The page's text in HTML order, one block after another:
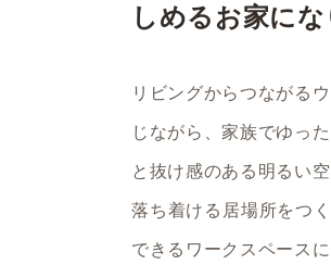
しめるお家にな
リビングからつながる
じながら、家族でゆっ
と抜け感のある明るい
落ち着ける居場所をつ
できるワークスペース